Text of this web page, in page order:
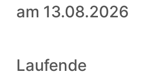
am 13.08.2026
Laufende